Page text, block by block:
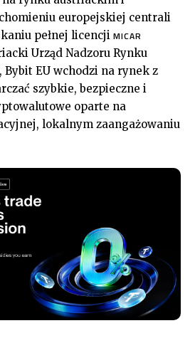
europejskiej centrali
pełnej licencji MICAR
Urząd Nadzoru Rynku
Bybit EU wchodzi na rynek z
szybkie, bezpieczne i
oparte na
lokalnym zaangażowaniu